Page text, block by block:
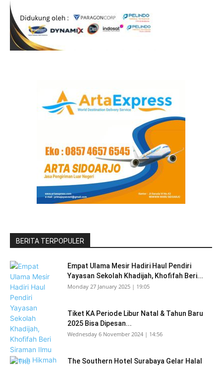
BERITA TERPOPULER
Empat Ulama Mesir Hadiri Haul Pendiri
Yayasan Sekolah Khadijah, Khofifah Beri...
Monday 27 January 2025 | 19:05
Tiket KA Periode Libur Natal & Tahun Baru
2025 Bisa Dipesan...
Wednesday 6 November 2024 | 14:56
The Southern Hotel Surabaya Gelar Halal